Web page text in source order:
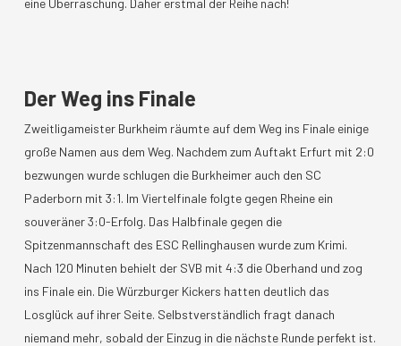
eine Überraschung. Daher erstmal der Reihe nach!
Der Weg ins Finale
Zweitligameister Burkheim räumte auf dem Weg ins Finale einige
große Namen aus dem Weg. Nachdem zum Auftakt Erfurt mit 2:0
bezwungen wurde schlugen die Burkheimer auch den SC
Paderborn mit 3:1. Im Viertelfinale folgte gegen Rheine ein
souveräner 3:0-Erfolg. Das Halbfinale gegen die
Spitzenmannschaft des ESC Rellinghausen wurde zum Krimi.
Nach 120 Minuten behielt der SVB mit 4:3 die Oberhand und zog
ins Finale ein. Die Würzburger Kickers hatten deutlich das
Losglück auf ihrer Seite. Selbstverständlich fragt danach
niemand mehr, sobald der Einzug in die nächste Runde perfekt ist.